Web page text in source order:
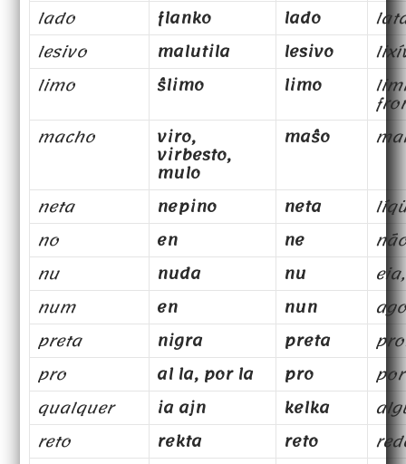
lado
flanko lado
lesivo
malutila lesivo
limo
ŝlimo limo
macho
viro,
virbesto,
mulo
maŝo
neta nepino neta
no
en ne
nu
nuda nu
num
en nun
preta
nigra preta
pro
al la, por la pro
por
qualquer
ia ajn kelka
reto
rekta reto